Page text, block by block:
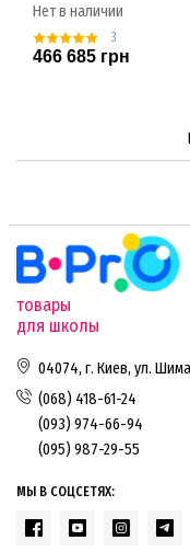
Нет в наличии
3
466 685 грн
товары
для школы
04074, г. Киев, ул.
(068) 418-61-24
(093) 974-66-94
(095) 987-29-55
МЫ В СОЦСЕТЯХ: